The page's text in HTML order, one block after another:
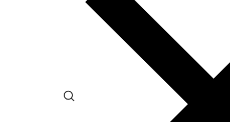
в наличии (Больше 5 шт.) *наличие
товара в конкретном салоне
необходимо уточнять отдельно
Сравнить товар